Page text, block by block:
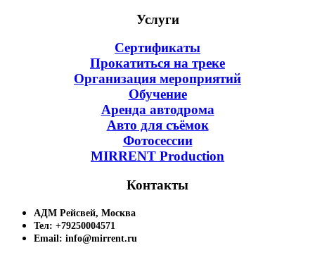
Услуги
Сертификаты
Прокатиться на треке
Организация мероприятий
Обучение
Аренда автодрома
Авто для съёмок
Фотосессии
MIRRENT Production
Контакты
АДМ Рейсвей, Москва
Тел: +79250004571
Email: info@mirrent.ru